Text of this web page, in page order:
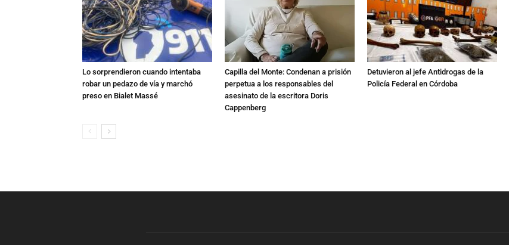
Lo sorprendieron cuando intentaba
robar un pedazo de vía y marchó
preso en Bialet Massé
Capilla del Monte: Condenan a prisión
perpetua a los responsables del
asesinato de la escritora Doris
Cappenberg
Detuvieron al jefe Antidrogas de la
Policía Federal en Córdoba